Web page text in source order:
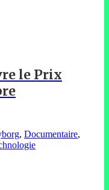
le Prix
, Documentaire,